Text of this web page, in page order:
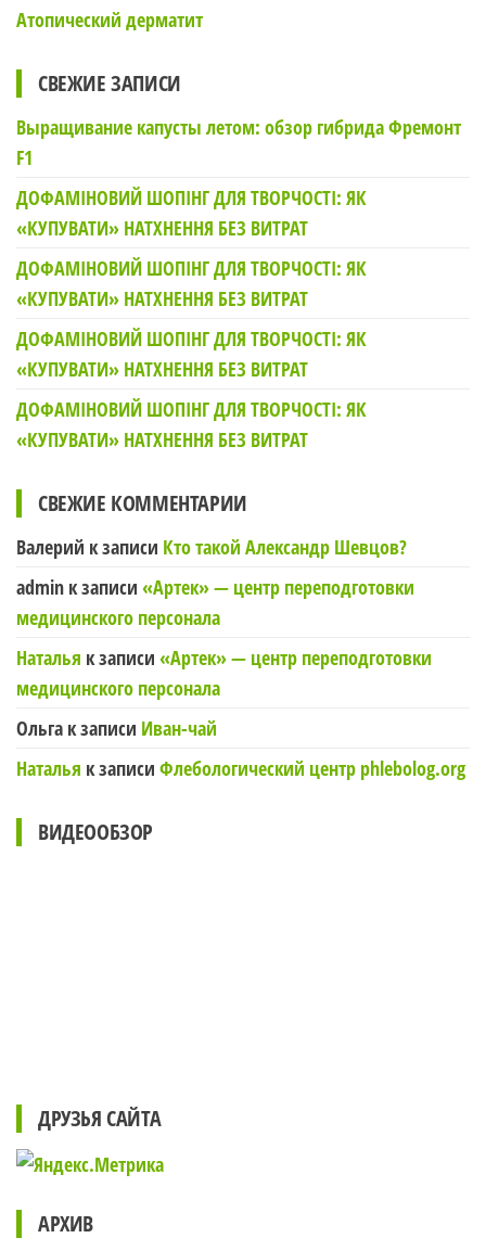
Атопический дерматит
СВЕЖИЕ ЗАПИСИ
Выращивание капусты летом: обзор гибрида Фремонт
F1
ДОФАМІНОВИЙ ШОПІНГ ДЛЯ ТВОРЧОСТІ: ЯК
«КУПУВАТИ» НАТХНЕННЯ БЕЗ ВИТРАТ
ДОФАМІНОВИЙ ШОПІНГ ДЛЯ ТВОРЧОСТІ: ЯК
«КУПУВАТИ» НАТХНЕННЯ БЕЗ ВИТРАТ
ДОФАМІНОВИЙ ШОПІНГ ДЛЯ ТВОРЧОСТІ: ЯК
«КУПУВАТИ» НАТХНЕННЯ БЕЗ ВИТРАТ
ДОФАМІНОВИЙ ШОПІНГ ДЛЯ ТВОРЧОСТІ: ЯК
«КУПУВАТИ» НАТХНЕННЯ БЕЗ ВИТРАТ
СВЕЖИЕ КОММЕНТАРИИ
Валерий к записи Кто такой Александр Шевцов?
admin к записи «Артек» — центр переподготовки
медицинского персонала
Наталья к записи «Артек» — центр переподготовки
медицинского персонала
Ольга к записи Иван-чай
Наталья к записи Флебологический центр phlebolog.org
ВИДЕООБЗОР
ДРУЗЬЯ САЙТА
АРХИВ